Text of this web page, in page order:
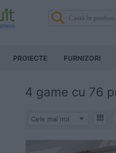
PROIECTE FURNIZORI
4 game cu 76
Cele mai noi